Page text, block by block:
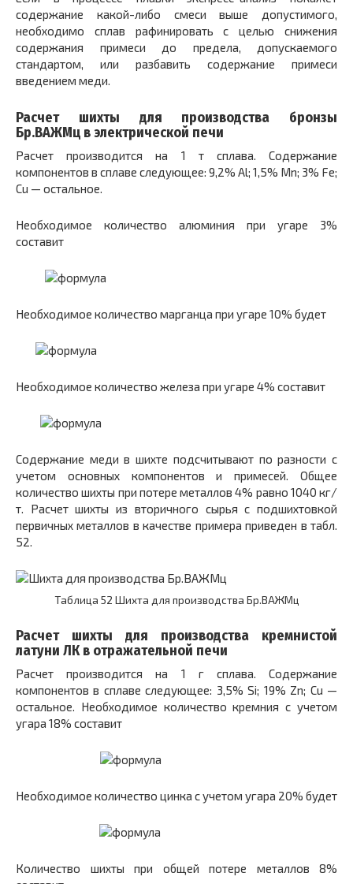
содержание какой-либо смеси выше допустимого,
необходимо сплав рафинировать с целью снижения
содержания примеси до предела, допускаемого
стандартом, или разбавить содержание примеси
введением меди.
Расчет шихты для производства бронзы
Бр.ВАЖМц в электрической печи
Расчет производится на 1 т сплава. Содержание
компонентов в сплаве следующее: 9,2% Al; 1,5% Mn; 3% Fe;
Cu — остальное.
Необходимое количество алюминия при угаре 3%
составит
Необходимое количество марганца при угаре 10% будет
Необходимое количество железа при угаре 4% составит
Содержание меди в шихте подсчитывают по разности с
учетом основных компонентов и примесей. Общее
количество шихты при потере металлов 4% равно 1040 кг/
т. Расчет шихты из вторичного сырья с подшихтовкой
первичных металлов в качестве примера приведен в табл.
52.
Таблица 52 Шихта для производства Бр.ВАЖМц
Расчет шихты для производства кремнистой
латуни ЛК в отражательной печи
Расчет производится на 1 г сплава. Содержание
компонентов в сплаве следующее: 3,5% Si; 19% Zn; Cu —
остальное. Необходимое количество кремния с учетом
угара 18% составит
Необходимое количество цинка с учетом угара 20% будет
Количество шихты при общей потере металлов 8%